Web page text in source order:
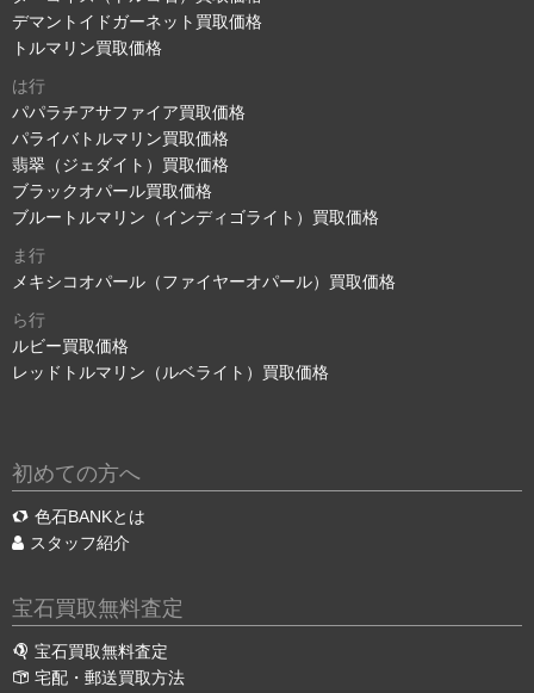
デマントイドガーネット買取価格
トルマリン買取価格
は行
パパラチアサファイア買取価格
パライバトルマリン買取価格
翡翠（ジェダイト）買取価格
ブラックオパール買取価格
ブルートルマリン（インディゴライト）買取価格
ま行
メキシコオパール（ファイヤーオパール）買取価格
ら行
ルビー買取価格
レッドトルマリン（ルベライト）買取価格
初めての方へ
色石BANKとは
スタッフ紹介
宝石買取無料査定
宝石買取無料査定
宅配・郵送買取方法